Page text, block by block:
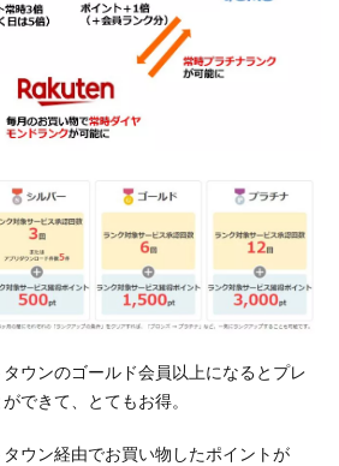
ウンのゴールド会員以上になるとプレ
できて、とてもお得。
ウン経由でお買い物したポイントが